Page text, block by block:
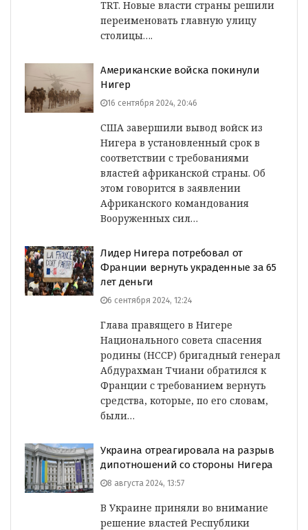
TRT. Новые власти страны решили
переименовать главную улицу
столицы….
Американские войска покинули
Нигер
16 сентября 2024, 20:46
США завершили вывод войск из
Нигера в установленный срок в
соответствии с требованиями
властей африканской страны. Об
этом говорится в заявлении
Африканского командования
Вооруженных сил…
Лидер Нигера потребовал от
Франции вернуть украденные за 65
лет деньги
6 сентября 2024, 12:24
Глава правящего в Нигере
Национального совета спасения
родины (НССР) бригадный генерал
Абдурахман Тчиани обратился к
Франции с требованием вернуть
средства, которые, по его словам,
были…
Украина отреагировала на разрыв
дипотношений со стороны Нигера
8 августа 2024, 13:57
В Украине приняли во внимание
решение властей Республики